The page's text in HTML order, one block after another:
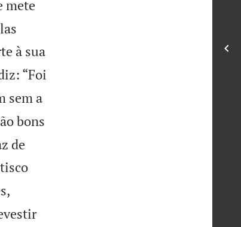
mete
à sua
“Foi
sem a
bons
de